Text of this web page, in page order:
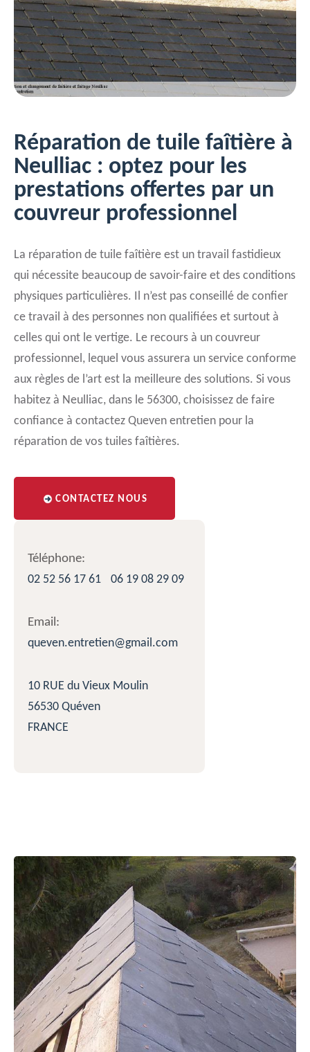
Réparation de tuile faîtière à
Neulliac : optez pour les
prestations offertes par un
couvreur professionnel
La réparation de tuile faîtière est un travail fastidieux
qui nécessite beaucoup de savoir-faire et des conditions
physiques particulières. Il n’est pas conseillé de confier
ce travail à des personnes non qualifiées et surtout à
celles qui ont le vertige. Le recours à un couvreur
professionnel, lequel vous assurera un service conforme
aux règles de l’art est la meilleure des solutions. Si vous
habitez à Neulliac, dans le 56300, choisissez de faire
confiance à contactez Queven entretien pour la
réparation de vos tuiles faîtières.
CONTACTEZ NOUS
Téléphone:
02 52 56 17 61
06 19 08 29 09
Email:
queven.entretien@gmail.com
10 RUE du Vieux Moulin
56530 Quéven
FRANCE